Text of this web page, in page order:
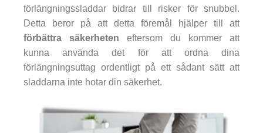
förlängningssladdar bidrar till risker för snubbel.
Detta beror på att detta föremål hjälper till att
förbättra säkerheten eftersom du kommer att
kunna använda det för att ordna dina
förlängningsuttag ordentligt på ett sådant sätt att
sladdarna inte hotar din säkerhet.